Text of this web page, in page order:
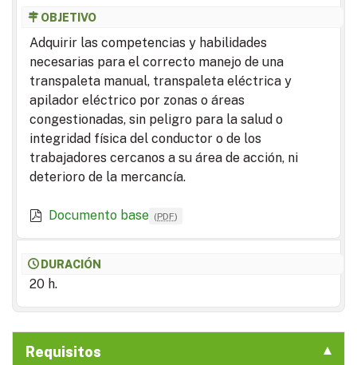
OBJETIVO
Adquirir las competencias y habilidades
necesarias para el correcto manejo de una
transpaleta manual, transpaleta eléctrica y
apilador eléctrico por zonas o áreas
congestionadas, sin peligro para la salud o
integridad física del conductor o de los
trabajadores cercanos a su área de acción, ni
deterioro de la mercancía.
Documento base (PDF)
DURACIÓN
20 h.
Requisitos